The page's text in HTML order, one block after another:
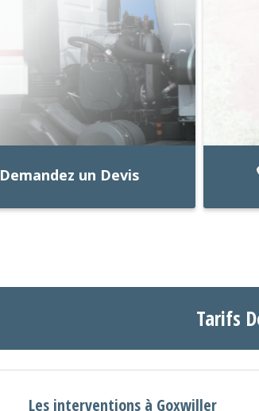
Demandez un Devis
Tarifs
Les interventions à Goxwiller